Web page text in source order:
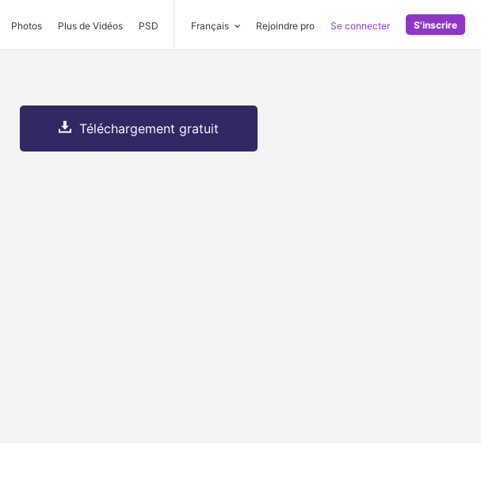
Photos Plus de Vidéos PSD Français Rejoindre pro Se connecter S'inscrire
Téléchargement gratuit